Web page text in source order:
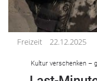
Freizeit 22.12.2025
Kultur verschenken –